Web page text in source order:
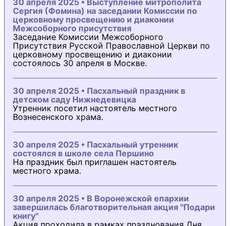
30 апреля 2025 • Выступление митрополита
Сергия (Фомина) на заседании Комиссии по
церковному просвещению и диаконии
Межсоборного присутствия
Заседание Комиссии Межсоборного
Присутствия Русской Православной Церкви по
церковному просвещению и диаконии
состоялось 30 апреля в Москве.
30 апреля 2025 • Пасхальный праздник в
детском саду Нижнедевицка
Утренник посетил настоятель местного
Вознесенского храма.
30 апреля 2025 • Пасхальный утренник
состоялся в школе села Першино
На праздник был приглашен настоятель
местного храма.
30 апреля 2025 • В Воронежской епархии
завершилась благотворительная акция "Подари
книгу"